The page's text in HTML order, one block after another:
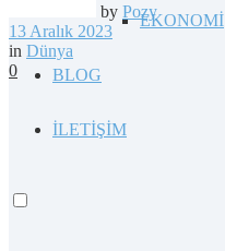
EKONOMİ
BLOG
İLETİŞİM
by Pozy
13 Aralık 2023
in Dünya
0